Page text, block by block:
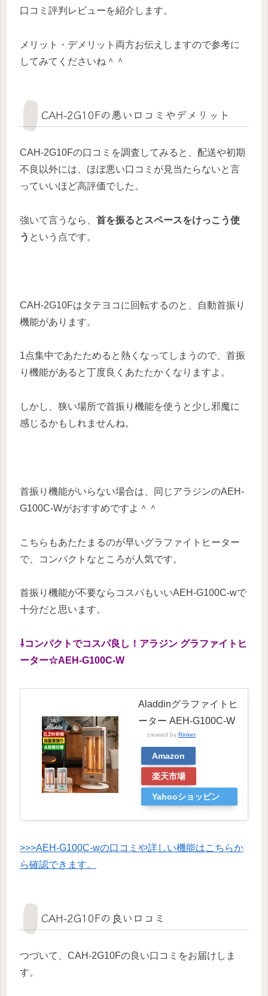
口コミ評判レビューを紹介します。
メリット・デメリット両方お伝えしますので参考に
してみてくださいね＾＾
CAH-2G10Fの悪い口コミやデメリット
CAH-2G10Fの口コミを調査してみると、配送や初期
不良以外には、ほぼ悪い口コミが見当たらないと言
っていいほど高評価でした。
強いて言うなら、 首を振るとスペースをけっこう使
う という点です。
CAH-2G10Fはタテヨコに回転するのと、自動首振り
機能があります。
1点集中であたためると熱くなってしまうので、首振
り機能があると丁度良くあたたかくなりますよ。
しかし、狭い場所で首振り機能を使うと少し邪魔に
感じるかもしれませんね。
首振り機能がいらない場合は、同じアラジンのAEH-
G100C-Wがおすすめですよ＾＾
こちらもあたたまるのが早いグラファイトヒーター
で、コンパクトなところが人気です。
首振り機能が不要ならコスパもいいAEH-G100C-wで
十分だと思います。
⇩コンパクトでコスパ良し！アラジン グラファイトヒ
ーター☆AEH-G100C-W
Aladdinグラファイトヒ
ーター AEH-G100C-W
created by Rinker
Amazon
楽天市場
Yahooショッピン
>>>AEH-G100C-wの口コミや詳しい機能はこちらか
ら確認できます。
CAH-2G10Fの良い口コミ
つづいて、CAH-2G10Fの良い口コミをお届けしま
す。